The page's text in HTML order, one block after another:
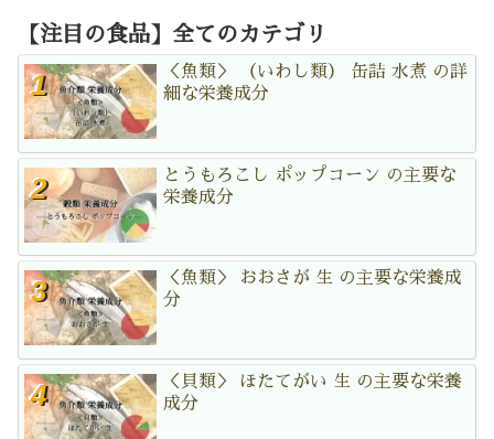
【注目の食品】全てのカテゴリ
＜魚類＞ （いわし類） 缶詰 水煮 の詳
細な栄養成分
とうもろこし ポップコーン の主要な
栄養成分
＜魚類＞ おおさが 生 の主要な栄養成
分
＜貝類＞ ほたてがい 生 の主要な栄養
成分